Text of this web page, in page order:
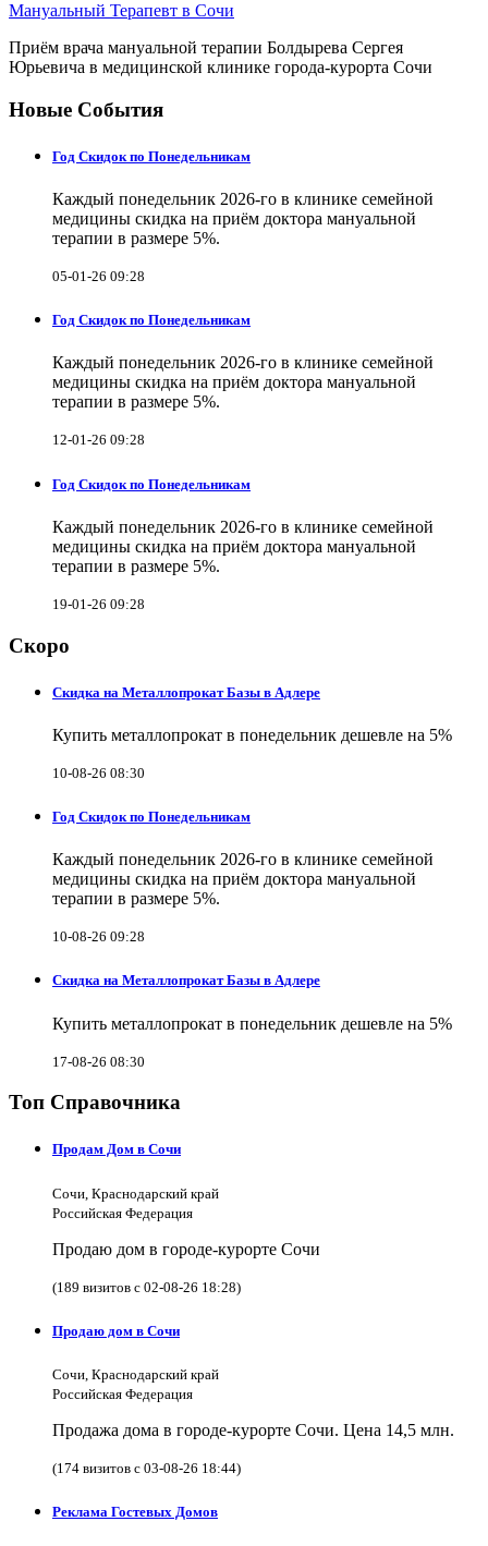
Мануальный Терапевт в Сочи
Приём врача мануальной терапии Болдырева Сергея
Юрьевича в медицинской клинике города-курорта Сочи
Новые События
Год Скидок по Понедельникам
Каждый понедельник 2026-го в клинике семейной
медицины скидка на приём доктора мануальной
терапии в размере 5%.
05-01-26 09:28
Год Скидок по Понедельникам
Каждый понедельник 2026-го в клинике семейной
медицины скидка на приём доктора мануальной
терапии в размере 5%.
12-01-26 09:28
Год Скидок по Понедельникам
Каждый понедельник 2026-го в клинике семейной
медицины скидка на приём доктора мануальной
терапии в размере 5%.
19-01-26 09:28
Скоро
Скидка на Металлопрокат Базы в Адлере
Купить металлопрокат в понедельник дешевле на 5%
10-08-26 08:30
Год Скидок по Понедельникам
Каждый понедельник 2026-го в клинике семейной
медицины скидка на приём доктора мануальной
терапии в размере 5%.
10-08-26 09:28
Скидка на Металлопрокат Базы в Адлере
Купить металлопрокат в понедельник дешевле на 5%
17-08-26 08:30
Топ Справочника
Продам Дом в Сочи
Сочи, Краснодарский край
Российская Федерация
Продаю дом в городе-курорте Сочи
(189 визитов с 02-08-26 18:28)
Продаю дом в Сочи
Сочи, Краснодарский край
Российская Федерация
Продажа дома в городе-курорте Сочи. Цена 14,5 млн.
(174 визитов с 03-08-26 18:44)
Реклама Гостевых Домов